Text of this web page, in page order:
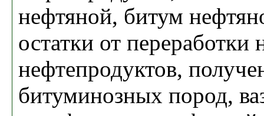
нефтяной, битум
остатки от переработки
нефтепродуктов,
битуминозных пород,